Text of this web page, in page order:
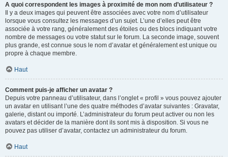
A quoi correspondent les images à proximité de mon nom d’utilisateur ?
Il y a deux images qui peuvent être associées avec votre nom d’utilisateur
lorsque vous consultez les messages d’un sujet. L’une d’elles peut être
associée à votre rang, généralement des étoiles ou des blocs indiquant votre
nombre de messages ou votre statut sur le forum. La seconde image, souvent
plus grande, est connue sous le nom d’avatar et généralement est unique ou
propre à chaque membre.
Haut
Comment puis-je afficher un avatar ?
Depuis votre panneau d’utilisateur, dans l’onglet « profil » vous pouvez ajouter
un avatar en utilisant l’une des quatre méthodes d’avatar suivantes : Gravatar,
galerie, distant ou importé. L’administrateur du forum peut activer ou non les
avatars et décider de la manière dont ils sont mis à disposition. Si vous ne
pouvez pas utiliser d’avatar, contactez un administrateur du forum.
Haut